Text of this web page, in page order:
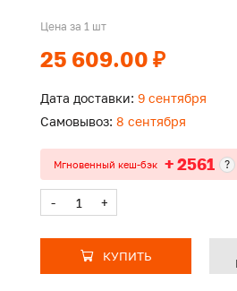
Цена за 1 шт
25 609.00 ₽
Дата доставки: 9 сентября
Самовывоз: 8 сентября
Мгновенный кеш-бэк + 2561 ?
- +
КУПИТЬ